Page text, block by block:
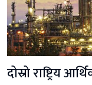
दोस्रो राष्ट्रिय